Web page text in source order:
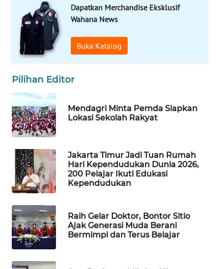
Dapatkan Merchandise Eksklusif
Wahana News
Buka Katalog
Pilihan Editor
Mendagri Minta Pemda Siapkan
Lokasi Sekolah Rakyat
Jakarta Timur Jadi Tuan Rumah
Hari Kependudukan Dunia 2026,
200 Pelajar Ikuti Edukasi
Kependudukan
Raih Gelar Doktor, Bontor Sitio
Ajak Generasi Muda Berani
Bermimpi dan Terus Belajar
WAHANA
NEWS
WAHANA
TANI
ADVOKAT
WAHANA
INFRASTRUKTUR
WAHANA
KONSUMEN
LISTRIK
WAHANA
TRAVEL